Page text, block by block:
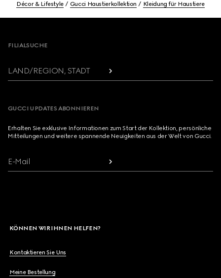
Décor & Lifestyle Gucci Haustierkollektion Kleidung für Haustiere
FILIALSUCHE
LAND/REGION, STADT
GUCCI UPDATES ABONNIEREN
Erhalten Sie exklusive Informationen zum Start der Kollektion, persönliche
Mitteilungen und weitere spannende Neuigkeiten aus der Welt von Gucci.
E-Mail
KÖNNEN WIR IHNEN HELFEN?
Kontaktieren Sie Uns
Meine Bestellung